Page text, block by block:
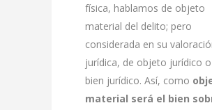
física, hablamos de objeto
material del delito; pero
considerada en su
jurídica, de objeto jurídico o
bien jurídico. Así, como
material será el bien